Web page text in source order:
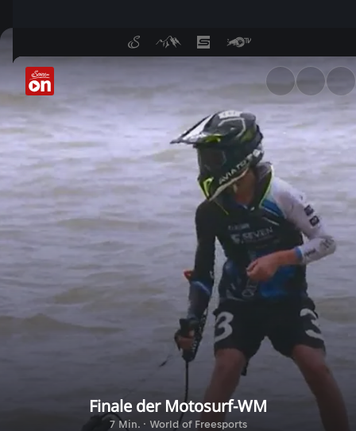
Finale der Motosurf-WM -
Finale der Motosurf-WM
7 Min. · World of Freesports